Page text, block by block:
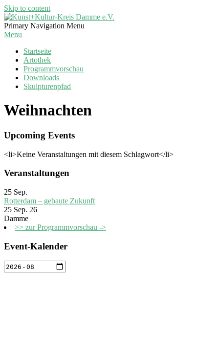
Skip to content
Kunst+Kultur-
Kreis
Primary Navigation Menu
Menu
Startseite
Artothek
Programmvorschau
Downloads
Skulpturenpfad
Weihnachten
Upcoming Events
<li>Keine Veranstaltungen mit diesem Schlagwort</li>
Veranstaltungen
25 Sep.
Rotterdam – gebaute Zukunft
25 Sep. 26
Damme
>> zur Programmvorschau ->
Event-Kalender